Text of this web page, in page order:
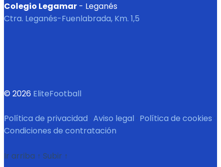
Colegio Legamar - Leganés
Ctra. Leganés-Fuenlabrada, Km. 1,5
© 2026 EliteFootball
Política de privacidad · Aviso legal · Política de cookies ·
Condiciones de contratación
Ir arriba ↑ Subir ↑